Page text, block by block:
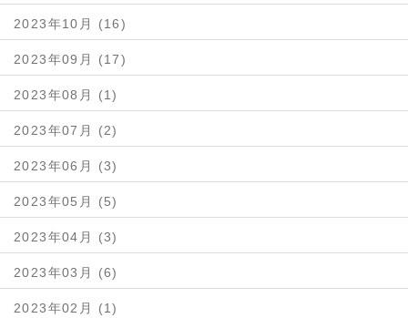
2023年10月 (16)
2023年09月 (17)
2023年08月 (1)
2023年07月 (2)
2023年06月 (3)
2023年05月 (5)
2023年04月 (3)
2023年03月 (6)
2023年02月 (1)